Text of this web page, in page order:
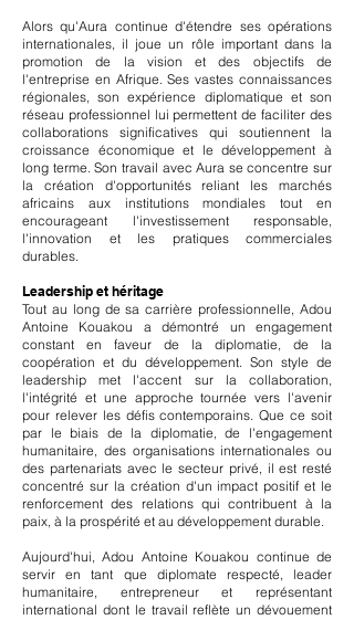
Alors qu'Aura continue d'étendre ses opérations
internationales, il joue un rôle important dans la
promotion de la vision et des objectifs de
l'entreprise en Afrique. Ses vastes connaissances
régionales, son expérience diplomatique et son
réseau professionnel lui permettent de faciliter des
collaborations significatives qui soutiennent la
croissance économique et le développement à
long terme. Son travail avec Aura se concentre sur
la création d'opportunités reliant les marchés
africains aux institutions mondiales tout en
encourageant l'investissement responsable,
l'innovation et les pratiques commerciales
durables.
Leadership et héritage
Tout au long de sa carrière professionnelle, Adou
Antoine Kouakou a démontré un engagement
constant en faveur de la diplomatie, de la
coopération et du développement. Son style de
leadership met l'accent sur la collaboration,
l'intégrité et une approche tournée vers l'avenir
pour relever les défis contemporains. Que ce soit
par le biais de la diplomatie, de l'engagement
humanitaire, des organisations internationales ou
des partenariats avec le secteur privé, il est resté
concentré sur la création d'un impact positif et le
renforcement des relations qui contribuent à la
paix, à la prospérité et au développement durable.
Aujourd'hui, Adou Antoine Kouakou continue de
servir en tant que diplomate respecté, leader
humanitaire, entrepreneur et représentant
international dont le travail reflète un dévouement